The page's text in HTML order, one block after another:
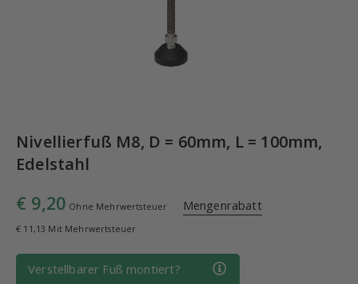
Nivellierfuß M8, D = 60mm, L = 100mm,
Edelstahl
€ 9,20 Ohne Mehrwertsteuer Mengenrabatt
€ 11,13 Mit Mehrwertsteuer
Verstellbarer Fuß montiert?